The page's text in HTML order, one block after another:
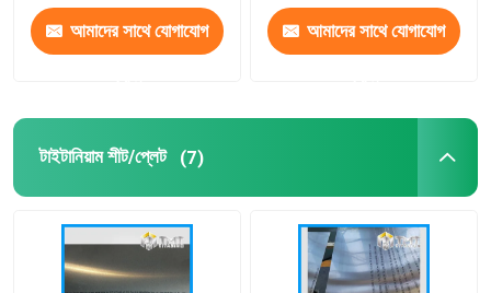
আমাদের সাথে যোগাযোগ আমাদের সাথে যোগাযোগ
টাইটানিয়াম শীট/প্লেট (7)